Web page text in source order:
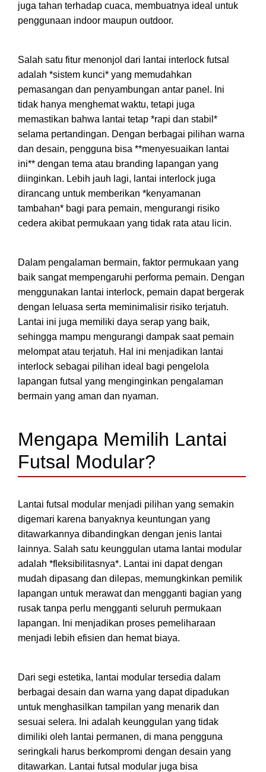
juga tahan terhadap cuaca, membuatnya ideal untuk
penggunaan indoor maupun outdoor.
Salah satu fitur menonjol dari lantai interlock futsal
adalah *sistem kunci* yang memudahkan
pemasangan dan penyambungan antar panel. Ini
tidak hanya menghemat waktu, tetapi juga
memastikan bahwa lantai tetap *rapi dan stabil*
selama pertandingan. Dengan berbagai pilihan warna
dan desain, pengguna bisa **menyesuaikan lantai
ini** dengan tema atau branding lapangan yang
diinginkan. Lebih jauh lagi, lantai interlock juga
dirancang untuk memberikan *kenyamanan
tambahan* bagi para pemain, mengurangi risiko
cedera akibat permukaan yang tidak rata atau licin.
Dalam pengalaman bermain, faktor permukaan yang
baik sangat mempengaruhi performa pemain. Dengan
menggunakan lantai interlock, pemain dapat bergerak
dengan leluasa serta meminimalisir risiko terjatuh.
Lantai ini juga memiliki daya serap yang baik,
sehingga mampu mengurangi dampak saat pemain
melompat atau terjatuh. Hal ini menjadikan lantai
interlock sebagai pilihan ideal bagi pengelola
lapangan futsal yang menginginkan pengalaman
bermain yang aman dan nyaman.
Mengapa Memilih Lantai
Futsal Modular?
Lantai futsal modular menjadi pilihan yang semakin
digemari karena banyaknya keuntungan yang
ditawarkannya dibandingkan dengan jenis lantai
lainnya. Salah satu keunggulan utama lantai modular
adalah *fleksibilitasnya*. Lantai ini dapat dengan
mudah dipasang dan dilepas, memungkinkan pemilik
lapangan untuk merawat dan mengganti bagian yang
rusak tanpa perlu mengganti seluruh permukaan
lapangan. Ini menjadikan proses pemeliharaan
menjadi lebih efisien dan hemat biaya.
Dari segi estetika, lantai modular tersedia dalam
berbagai desain dan warna yang dapat dipadukan
untuk menghasilkan tampilan yang menarik dan
sesuai selera. Ini adalah keunggulan yang tidak
dimiliki oleh lantai permanen, di mana pengguna
seringkali harus berkompromi dengan desain yang
ditawarkan. Lantai futsal modular juga bisa